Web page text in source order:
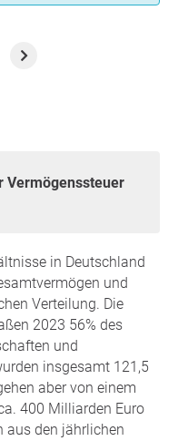
in Deutschland
und
Verteilung. Die
2023 56% des
und
insgesamt 121,5
aber von einem
400 Milliarden Euro
aus den jährlichen